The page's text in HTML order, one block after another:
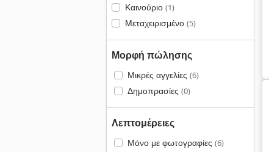
Καινούριο (1)
Μεταχειρισμένο (5)
Μορφή πώλησης
Μικρές αγγελίες (6)
Δημοπρασίες (0)
Λεπτομέρειες
Μόνο με φωτογραφίες (6)